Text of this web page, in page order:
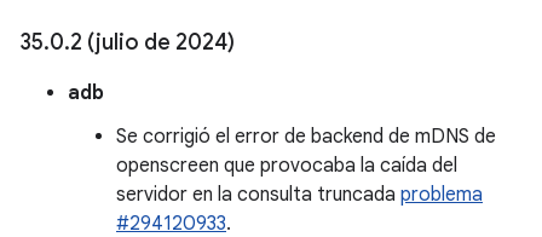
35.0.2 (julio de 2024)
adb
Se corrigió el error de backend de mDNS de
openscreen que provocaba la caída del
servidor en la consulta truncada problema
#294120933.